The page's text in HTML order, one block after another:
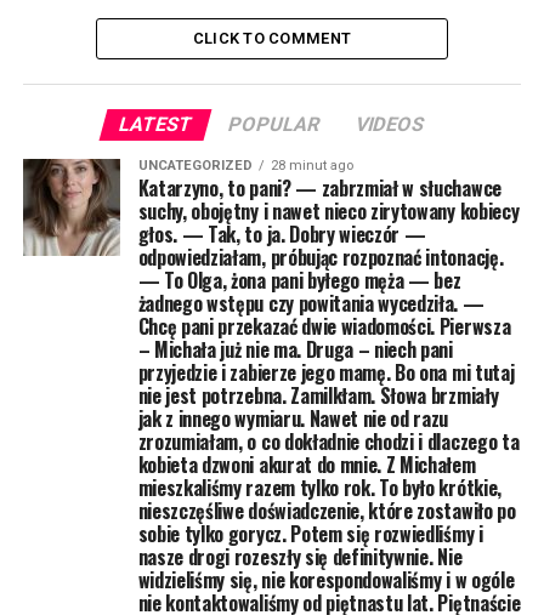
CLICK TO COMMENT
LATEST POPULAR VIDEOS
UNCATEGORIZED 28 minut ago
Katarzyno, to pani? — zabrzmiał w słuchawce
suchy, obojętny i nawet nieco zirytowany kobiecy
głos. — Tak, to ja. Dobry wieczór —
odpowiedziałam, próbując rozpoznać intonację.
— To Olga, żona pani byłego męża — bez
żadnego wstępu czy powitania wycedziła. —
Chcę pani przekazać dwie wiadomości. Pierwsza
– Michała już nie ma. Druga – niech pani
przyjedzie i zabierze jego mamę. Bo ona mi tutaj
nie jest potrzebna. Zamilkłam. Słowa brzmiały
jak z innego wymiaru. Nawet nie od razu
zrozumiałam, o co dokładnie chodzi i dlaczego ta
kobieta dzwoni akurat do mnie. Z Michałem
mieszkaliśmy razem tylko rok. To było krótkie,
nieszczęśliwe doświadczenie, które zostawiło po
sobie tylko gorycz. Potem się rozwiedliśmy i
nasze drogi rozeszły się definitywnie. Nie
widzieliśmy się, nie korespondowaliśmy i w ogóle
nie kontaktowaliśmy od piętnastu lat. Piętnaście